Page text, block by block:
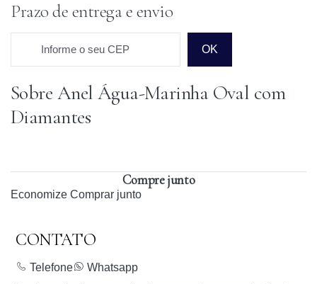
Prazo de entrega e envio
Informe o seu CEP OK
Prazo para o CEP
Sobre Anel Água-Marinha Oval com
Diamantes
Compre junto
Economize Comprar junto
CONTATO
Telefone
Whatsapp